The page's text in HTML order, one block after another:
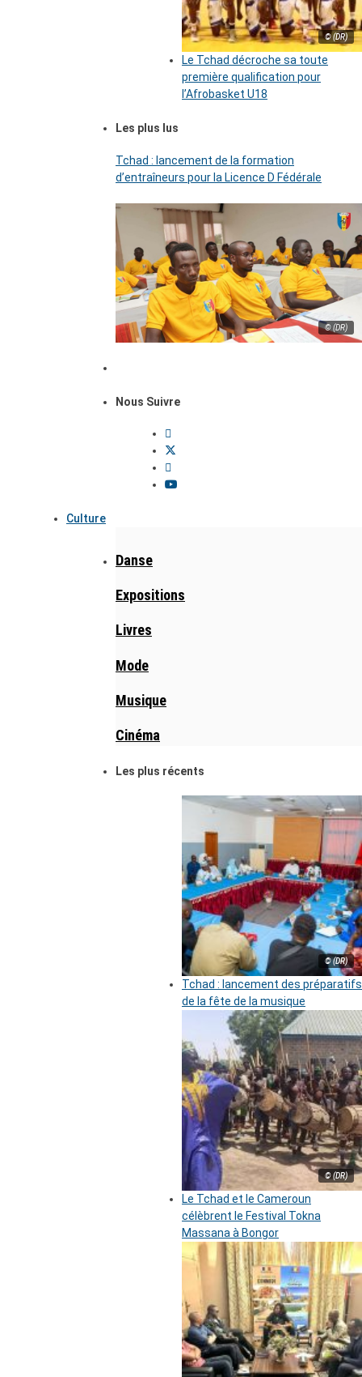
© (DR)
Le Tchad décroche sa toute
première qualification pour
l’Afrobasket U18
Les plus lus
Tchad : lancement de la formation
d’entraîneurs pour la Licence D Fédérale
© (DR)
Nous Suivre
Culture
Danse
Expositions
Livres
Mode
Musique
Cinéma
Les plus récents
© (DR)
Tchad : lancement des préparatifs
de la fête de la musique
© (DR)
Le Tchad et le Cameroun
célèbrent le Festival Tokna
Massana à Bongor